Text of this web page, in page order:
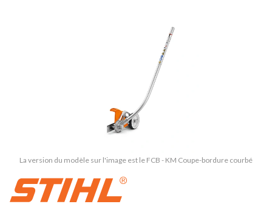
La version du modèle sur l'image est le FCB - KM Coupe-bordure courbé